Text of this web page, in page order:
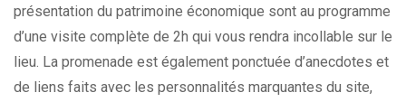
présentation du patrimoine économique sont au programme
d’une visite complète de 2h qui vous rendra incollable sur le
lieu. La promenade est également ponctuée d’anecdotes et
de liens faits avec les personnalités marquantes du site,